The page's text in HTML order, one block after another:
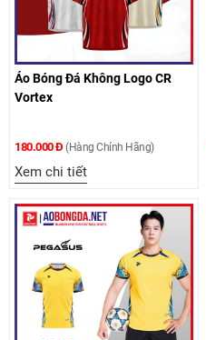
Áo Bóng Đá Không Logo CR
Vortex
180.000 Đ (Hàng Chính Hãng)
Xem chi tiết